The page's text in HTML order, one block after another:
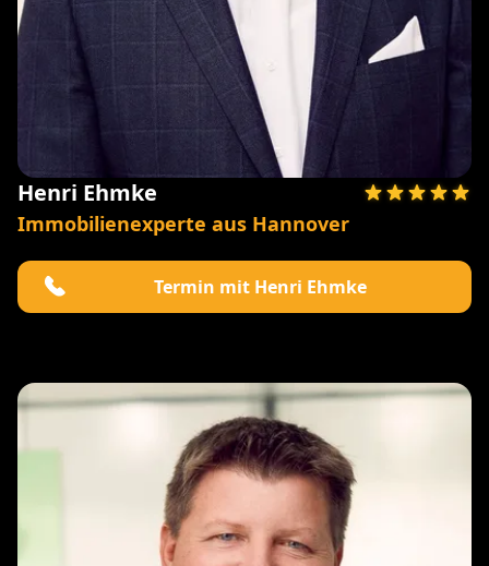
Henri Ehmke
Immobilienexperte aus Hannover
Termin mit Henri Ehmke